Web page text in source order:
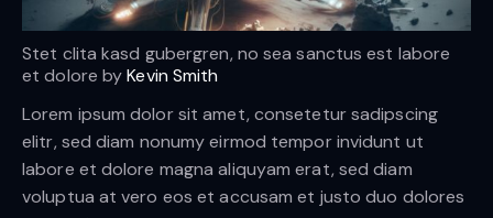
Stet clita kasd gubergren, no sea sanctus est labore
et dolore byKevin Smith
Lorem ipsum dolor sit amet, consetetur sadipscing
elitr, sed diam nonumy eirmod tempor invidunt ut
labore et dolore magna aliquyam erat, sed diam
voluptua at vero eos et accusam et justo duo dolores